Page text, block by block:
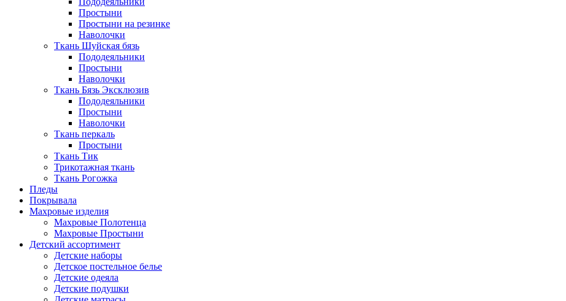
Простыни
Простыни на резинке
Наволочки
Ткань Шуйская бязь
Пододеяльники
Простыни
Наволочки
Ткань Бязь Эксклюзив
Пододеяльники
Простыни
Наволочки
Ткань перкаль
Простыни
Ткань Тик
Трикотажная ткань
Ткань Рогожка
Пледы
Покрывала
Махровые изделия
Махровые Полотенца
Махровые Простыни
Детский ассортимент
Детские наборы
Детское постельное белье
Детские одеяла
Детские подушки